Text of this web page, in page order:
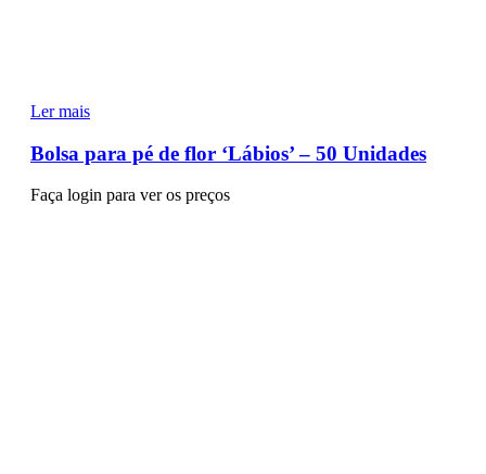
Ler mais
Bolsa para pé de flor ‘Lábios’ – 50 Unidades
Faça login para ver os preços